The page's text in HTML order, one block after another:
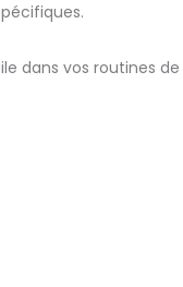
dans vos routines